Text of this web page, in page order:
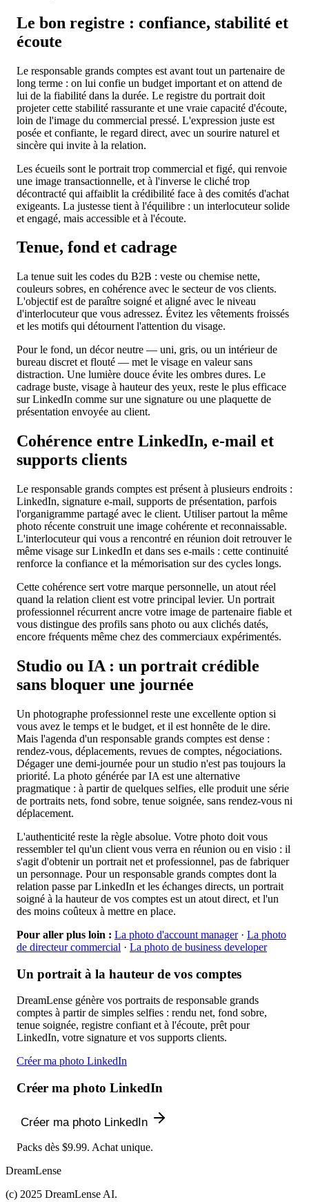
Le bon registre : confiance, stabilité et
écoute
Le responsable grands comptes est avant tout un partenaire de
long terme : on lui confie un budget important et on attend de
lui de la fiabilité dans la durée. Le registre du portrait doit
projeter cette stabilité rassurante et une vraie capacité d'écoute,
loin de l'image du commercial pressé. L'expression juste est
posée et confiante, le regard direct, avec un sourire naturel et
sincère qui invite à la relation.
Les écueils sont le portrait trop commercial et figé, qui renvoie
une image transactionnelle, et à l'inverse le cliché trop
décontracté qui affaiblit la crédibilité face à des comités d'achat
exigeants. La justesse tient à l'équilibre : un interlocuteur solide
et engagé, mais accessible et à l'écoute.
Tenue, fond et cadrage
La tenue suit les codes du B2B : veste ou chemise nette,
couleurs sobres, en cohérence avec le secteur de vos clients.
L'objectif est de paraître soigné et aligné avec le niveau
d'interlocuteur que vous adressez. Évitez les vêtements froissés
et les motifs qui détournent l'attention du visage.
Pour le fond, un décor neutre — uni, gris, ou un intérieur de
bureau discret et flouté — met le visage en valeur sans
distraction. Une lumière douce évite les ombres dures. Le
cadrage buste, visage à hauteur des yeux, reste le plus efficace
sur LinkedIn comme sur une signature ou une plaquette de
présentation envoyée au client.
Cohérence entre LinkedIn, e-mail et
supports clients
Le responsable grands comptes est présent à plusieurs endroits :
LinkedIn, signature e-mail, supports de présentation, parfois
l'organigramme partagé avec le client. Utiliser partout la même
photo récente construit une image cohérente et reconnaissable.
L'interlocuteur qui vous a rencontré en réunion doit retrouver le
même visage sur LinkedIn et dans ses e-mails : cette continuité
renforce la confiance et la mémorisation sur des cycles longs.
Cette cohérence sert votre marque personnelle, un atout réel
quand la relation client est votre principal levier. Un portrait
professionnel récurrent ancre votre image de partenaire fiable et
vous distingue des profils sans photo ou aux clichés datés,
encore fréquents même chez des commerciaux expérimentés.
Studio ou IA : un portrait crédible
sans bloquer une journée
Un photographe professionnel reste une excellente option si
vous avez le temps et le budget, et il est honnête de le dire.
Mais l'agenda d'un responsable grands comptes est dense :
rendez-vous, déplacements, revues de comptes, négociations.
Dégager une demi-journée pour un studio n'est pas toujours la
priorité. La photo générée par IA est une alternative
pragmatique : à partir de quelques selfies, elle produit une série
de portraits nets, fond sobre, tenue soignée, sans rendez-vous ni
déplacement.
L'authenticité reste la règle absolue. Votre photo doit vous
ressembler tel qu'un client vous verra en réunion ou en visio : il
s'agit d'obtenir un portrait net et professionnel, pas de fabriquer
un personnage. Pour un responsable grands comptes dont la
relation passe par LinkedIn et les échanges directs, un portrait
soigné à la hauteur de vos comptes est un atout direct, et l'un
des moins coûteux à mettre en place.
Pour aller plus loin : La photo d'account manager· La photo
de directeur commercial · La photo de business developer
Un portrait à la hauteur de vos comptes
DreamLense génère vos portraits de responsable grands
comptes à partir de simples selfies : rendu net, fond sobre,
tenue soignée, registre confiant et à l'écoute, prêt pour
LinkedIn, votre signature et vos supports clients.
Créer ma photo LinkedIn
Créer ma photo LinkedIn
Créer ma photo LinkedIn
Packs dès $9.99. Achat unique.
DreamLense
(c) 2025 DreamLense AI.